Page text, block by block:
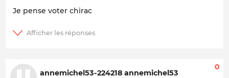
Je pense voter chirac
annemichel53-224218 annemichel53
0